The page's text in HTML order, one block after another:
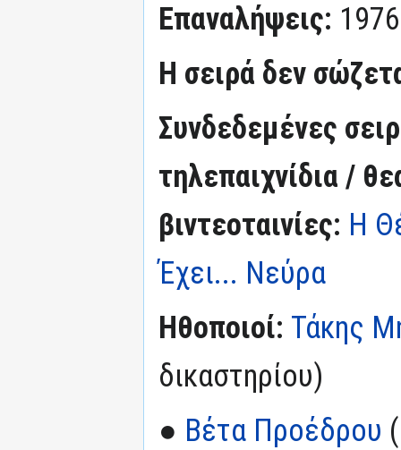
Επαναλήψεις:
Η σειρά δεν
Συνδεδεμένες
τηλεπαιχνίδια /
βιντεοταινίες: Η
Έχει... Νεύρα
Ηθοποιοί: Τάκης
δικαστηρίου)
● Βέτα Προέδρου